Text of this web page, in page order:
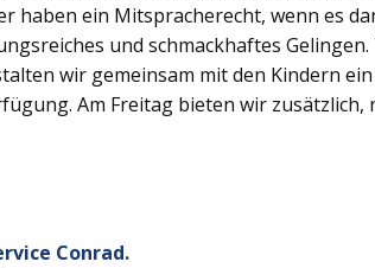
haben ein Mitspracherecht, wenn es
und schmackhaftes
wir gemeinsam mit den Kindern
Am Freitag bieten wir
Conrad.